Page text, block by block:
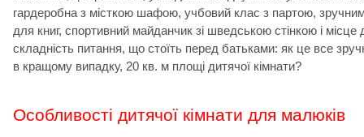
гардеробна з місткою шафою, учбовий клас з партою,
для книг, спортивний майданчик зі шведською стінкою і місце
складність питання, що стоїть перед батьками: як це все
в кращому випадку, 20 кв. м площі дитячої кімнати?
Особливості дитячої кімнати для малюків